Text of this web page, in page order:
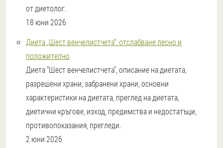
от диетолог.
18 юни 2026
Диета „Шест венчелистчета“: отслабване лесно и
положително
Диета "Шест венчелистчета", описание на диетата,
разрешени храни, забранени храни, основни
характеристики на диетата, преглед на диетата,
диетични кръгове, изход, предимства и недостатъци,
противопоказания, прегледи.
2 юни 2026